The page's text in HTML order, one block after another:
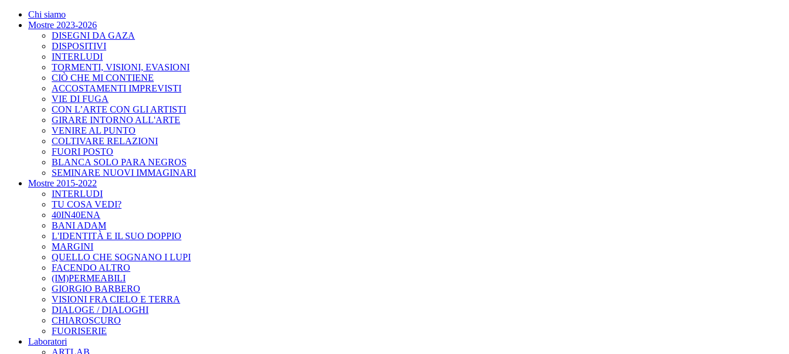
Chi siamo
Mostre 2023-2026
DISEGNI DA GAZA
DISPOSITIVI
INTERLUDI
TORMENTI, VISIONI, EVASIONI
CIÒ CHE MI CONTIENE
ACCOSTAMENTI IMPREVISTI
VIE DI FUGA
CON L’ARTE CON GLI ARTISTI
GIRARE INTORNO ALL'ARTE
VENIRE AL PUNTO
COLTIVARE RELAZIONI
FUORI POSTO
BLANCA SOLO PARA NEGROS
SEMINARE NUOVI IMMAGINARI
Mostre 2015-2022
INTERLUDI
TU COSA VEDI?
40IN40ENA
BANI ADAM
L'IDENTITÀ E IL SUO DOPPIO
MARGINI
QUELLO CHE SOGNANO I LUPI
FACENDO ALTRO
(IM)PERMEABILI
GIORGIO BARBERO
VISIONI FRA CIELO E TERRA
DIALOGE / DIALOGHI
CHIAROSCURO
FUORISERIE
Laboratori
ARTLAB